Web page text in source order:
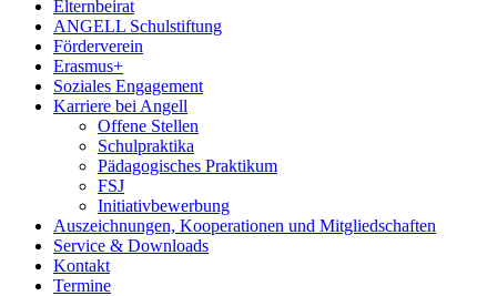
Elternbeirat
ANGELL Schulstiftung
Förderverein
Erasmus+
Soziales Engagement
Karriere bei Angell
Offene Stellen
Schulpraktika
Pädagogisches Praktikum
FSJ
Initiativbewerbung
Auszeichnungen, Kooperationen und Mitgliedschaften
Service & Downloads
Kontakt
Termine